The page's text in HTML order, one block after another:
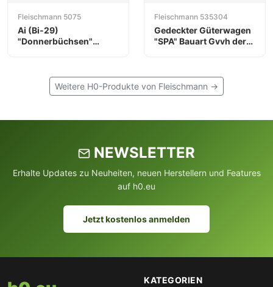
Fleischmann 5075
Ai (Bi-29)
"Donnerbüchsen"
Fleischmann 535304
Gedeckter Güterwagen
"SPA" Bauart Gvvh der
Weitere H0-Produkte von Fleischmann →
NEWSLETTER
Erhalte Updates zu Neuheiten, neuen Herstellern und Features
auf h0.eu
Jetzt kostenlos anmelden
KATEGORIEN